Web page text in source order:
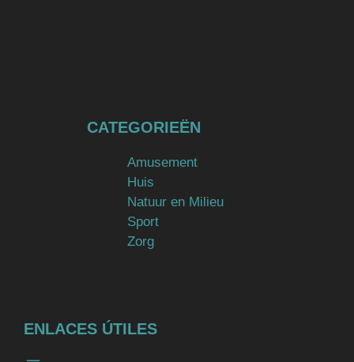
CATEGORIEËN
Amusement
Huis
Natuur en Milieu
Sport
Zorg
ENLACES ÚTILES